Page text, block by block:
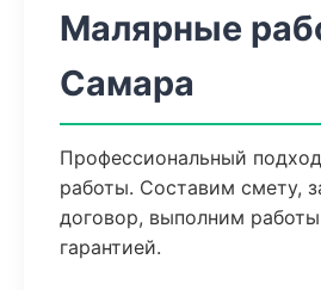
Малярные
Самара
Профессиональный
работы. Составим смету,
договор, выполним
гарантией.